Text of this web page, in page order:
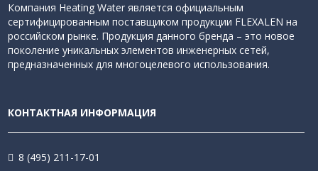
Компания Heating Water является официальным
сертифицированным поставщиком продукции FLEXALEN на
российском рынке. Продукция данного бренда – это новое
поколение уникальных элементов инженерных сетей,
предназначенных для многоцелевого использования.
КОНТАКТНАЯ ИНФОРМАЦИЯ
8 (495) 211-17-01